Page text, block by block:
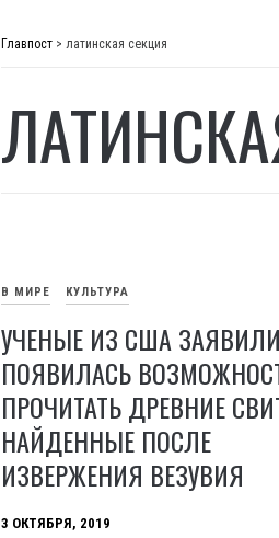
Главпост > латинская секция
В МИРЕ КУЛЬТУРА
УЧЕНЫЕ ИЗ США
ПОЯВИЛАСЬ
ПРОЧИТАТЬ ДРЕВНИЕ
НАЙДЕННЫЕ ПОСЛЕ
ИЗВЕРЖЕНИЯ ВЕЗУВИЯ
3 ОКТЯБРЯ, 2019